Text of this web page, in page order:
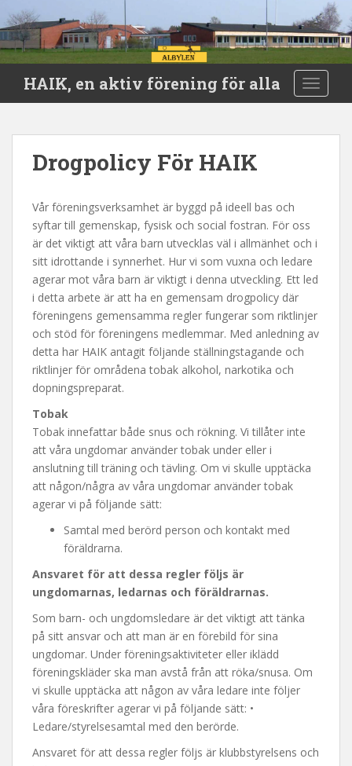
i
HAIK, en aktiv förening för alla
Drogpolicy För HAIK
Vår föreningsverksamhet är byggd på ideell bas och
syftar till gemenskap, fysisk och social fostran. För oss
är det viktigt att våra barn utvecklas väl i allmänhet och i
sitt idrottande i synnerhet. Hur vi som vuxna och ledare
agerar mot våra barn är viktigt i denna utveckling. Ett led
i detta arbete är att ha en gemensam drogpolicy där
föreningens gemensamma regler fungerar som riktlinjer
och stöd för föreningens medlemmar. Med anledning av
detta har HAIK antagit följande ställningstagande och
riktlinjer för områdena tobak alkohol, narkotika och
dopningspreparat.
Tobak
Tobak innefattar både snus och rökning. Vi tillåter inte
att våra ungdomar använder tobak under eller i
anslutning till träning och tävling. Om vi skulle upptäcka
att någon/några av våra ungdomar använder tobak
agerar vi på följande sätt:
Samtal med berörd person och kontakt med
föräldrarna.
Ansvaret för att dessa regler följs är
ungdomarnas, ledarnas och föräldrarnas.
Som barn- och ungdomsledare är det viktigt att tänka
på sitt ansvar och att man är en förebild för sina
ungdomar. Under föreningsaktiviteter eller iklädd
föreningskläder ska man avstå från att röka/snusa. Om
vi skulle upptäcka att någon av våra ledare inte följer
våra föreskrifter agerar vi på följande sätt: •
Ledare/styrelsesamtal med den berörde.
Ansvaret för att dessa regler följs är klubbstyrelsens och